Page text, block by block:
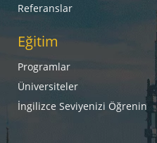
Referanslar
Eğitim
Programlar
Üniversiteler
İngilizce Seviyenizi Öğrenin